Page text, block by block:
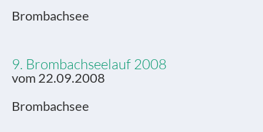
Brombachsee
9. Brombachseelauf 2008
vom 22.09.2008
Brombachsee